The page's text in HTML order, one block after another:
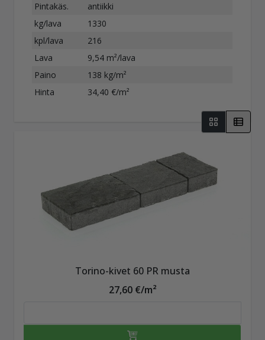
Pintakäs.
antiikki
kg/lava
1330
kpl/lava
216
Lava
9,54 m²/lava
Paino
138 kg/m²
Hinta
34,40 €/m²
Torino-kivet 60 PR musta
27,60 €/m²